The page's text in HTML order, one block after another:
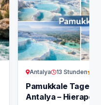
Antalya 13 Stunden
Pamukkale
Antalya –